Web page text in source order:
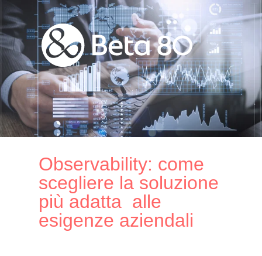
Observability: come
scegliere la soluzione
più adatta alle
esigenze aziendali